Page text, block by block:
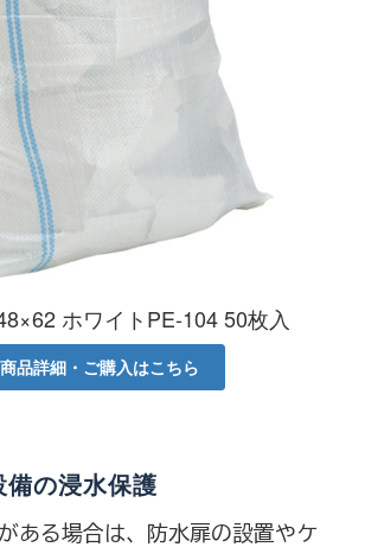
ホワイトPE-104 50枚入
商品詳細・ご購入はこちら
の浸水保護
ある場合は、防水扉の設置やケ